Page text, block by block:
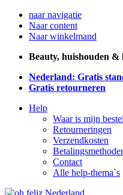
naar navigatie
Naar content
Naar winkelmand
Beauty, huishouden &
Nederland: Gratis
Gratis retourneren
Help
Waar is mijn
Retourneringen
Verzendkosten
Contact
Alle help-thema`s